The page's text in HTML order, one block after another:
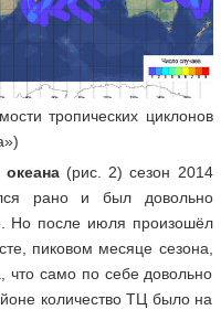
тропических циклонов
(рис. 2) сезон 2014
рано и был довольно
Но после июля произошёл
пиковом месяце сезона,
что само по себе довольно
количество ТЦ было на